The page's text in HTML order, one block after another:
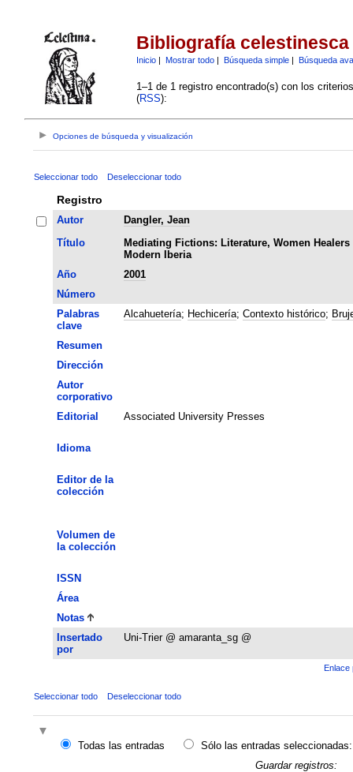
Bibliografía celestinesca
Inicio| Mostrar todo| Búsqueda simple| Búsqueda
1–1 de 1 registro encontrado(s) con los
(RSS):
Opciones de búsqueda y visualización
Seleccionar todo Deseleccionar todo
Registro
Autor
Dangler, Jean
Título
Mediating Fictions: Literature, Women
Modern Iberia
Año
2001
Número
Palabras
clave
Alcahuetería; Hechicería; Contexto histórico;
Resumen
Dirección
Autor
corporativo
Editorial
Associated University Presses
Idioma
Editor de la
colección
Volumen de
la colección
ISSN
Área
Notas
Insertado
por
Uni-Trier @ amaranta_sg @
Enlace
Seleccionar todo Deseleccionar todo
Todas las entradas
Sólo las entradas seleccionadas:
Guardar registros: